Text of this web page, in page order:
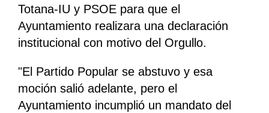
Totana-IU y PSOE para que el
Ayuntamiento realizara una declaración
institucional con motivo del Orgullo.
"El Partido Popular se abstuvo y esa
moción salió adelante, pero el
Ayuntamiento incumplió un mandato del